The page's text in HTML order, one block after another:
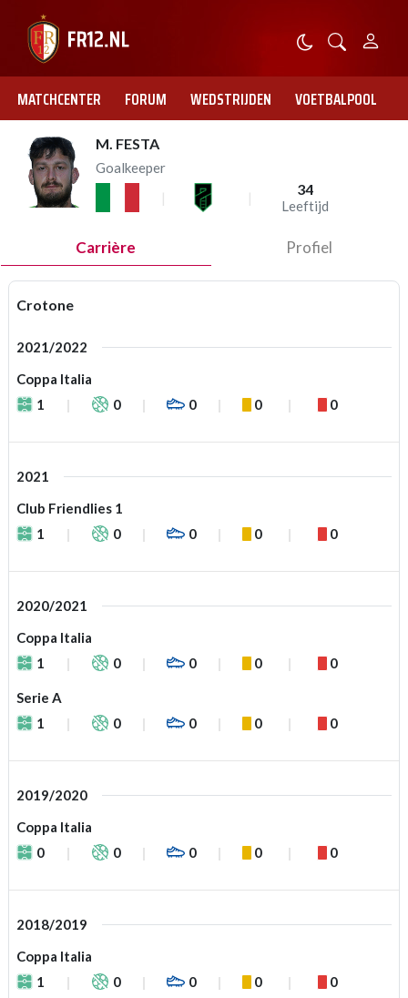
MATCHCENTER FORUM WEDSTRIJDEN VOETBALPOOL
M. FESTA
Goalkeeper
34
Leeftijd
Carrière Profiel
Crotone
2021/2022
Coppa Italia
1
0 0 0 0
2021
Club Friendlies 1
1
0 0 0 0
2020/2021
Coppa Italia
1
0 0 0 0
Serie A
1
0 0 0 0
2019/2020
Coppa Italia
0
0 0 0 0
2018/2019
Coppa Italia
1
0 0 0 0